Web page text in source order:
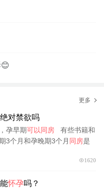
更多
对禁欲吗
孕早期可以同房 有些书籍和
3个月和孕晚期3个月 同房是
1620
怀孕吗？